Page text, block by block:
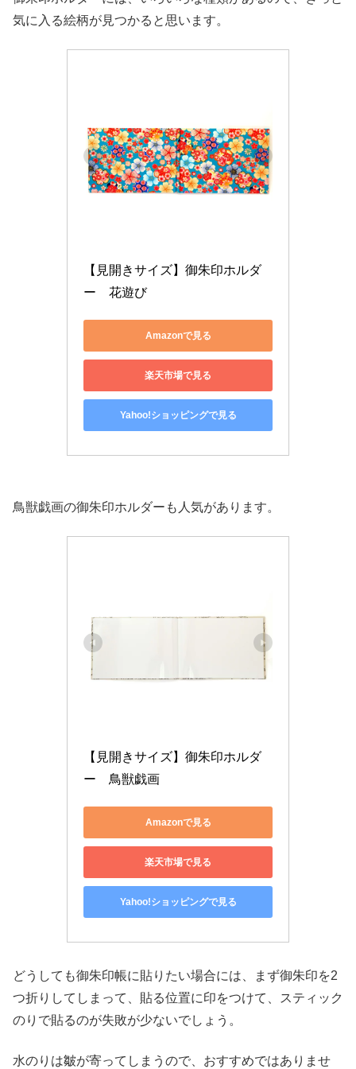
気に入る絵柄が見つかると思います。
【見開きサイズ】御朱印ホルダ
ー　花遊び
Amazonで見る
楽天市場で見る
Yahoo!ショッピングで見る
鳥獣戯画の御朱印ホルダーも人気があります。
【見開きサイズ】御朱印ホルダ
ー　鳥獣戯画
Amazonで見る
楽天市場で見る
Yahoo!ショッピングで見る
どうしても御朱印帳に貼りたい場合には、まず御朱印を2
つ折りしてしまって、貼る位置に印をつけて、スティック
のりで貼るのが失敗が少ないでしょう。
水のりは皺が寄ってしまうので、おすすめではありませ